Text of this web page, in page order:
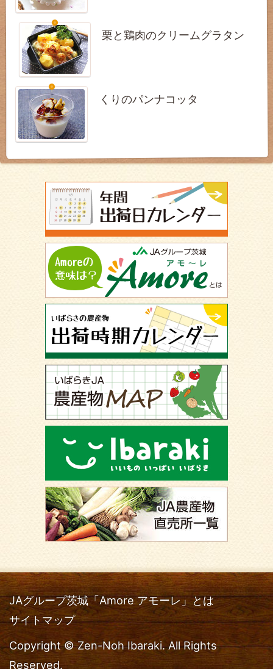
栗と鶏肉のクリームグラタン
くりのパンナコッタ
JAグループ茨城「Amore アモーレ」とは
サイトマップ
Copyright © Zen-Noh Ibaraki. All Rights
Reserved.